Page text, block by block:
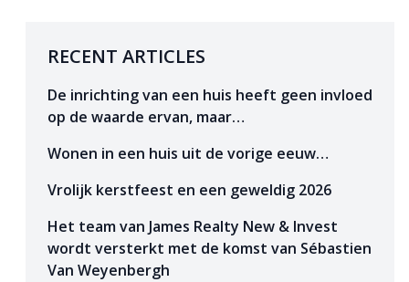
RECENT ARTICLES
De inrichting van een huis heeft geen invloed
op de waarde ervan, maar…
Wonen in een huis uit de vorige eeuw…
Vrolijk kerstfeest en een geweldig 2026
Het team van James Realty New & Invest
wordt versterkt met de komst van Sébastien
Van Weyenbergh